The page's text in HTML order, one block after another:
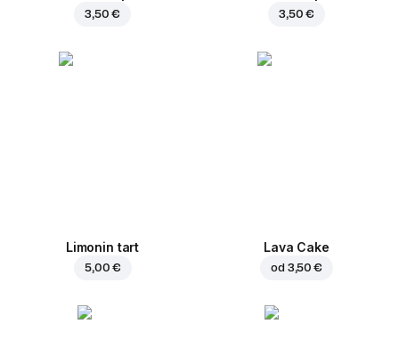
3,50 € 3,50 €
Limonin tart
5,00 €
Lava Cake
od 3,50 €